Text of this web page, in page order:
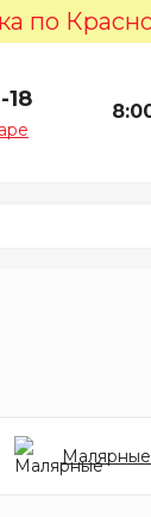
по
18
Малярные